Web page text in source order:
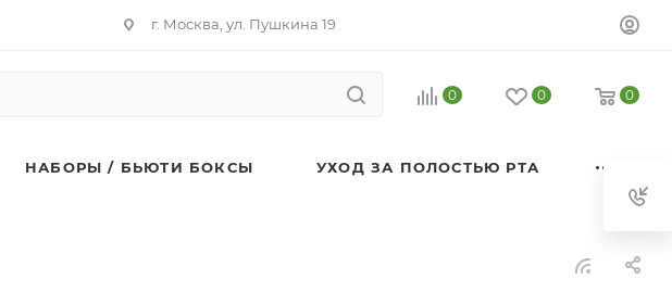
г. Москва, ул. Пушкина 19
0 0 0
НАБОРЫ / БЬЮТИ БОКСЫ УХОД ЗА ПОЛОСТЬЮ РТА